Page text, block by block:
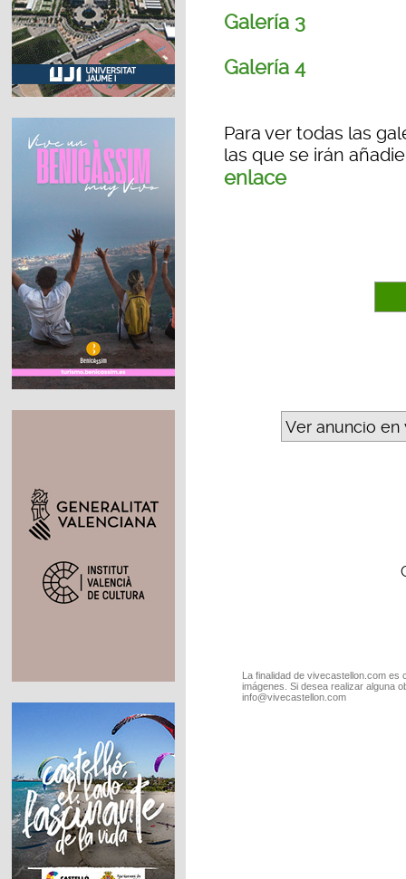
Galería 3
Galería 4
Para ver todas las
las que se irán
enlace
Ver anuncio
La finalidad de vivecastellon.com
imágenes. Si desea realizar alguna
info@vivecastellon.com